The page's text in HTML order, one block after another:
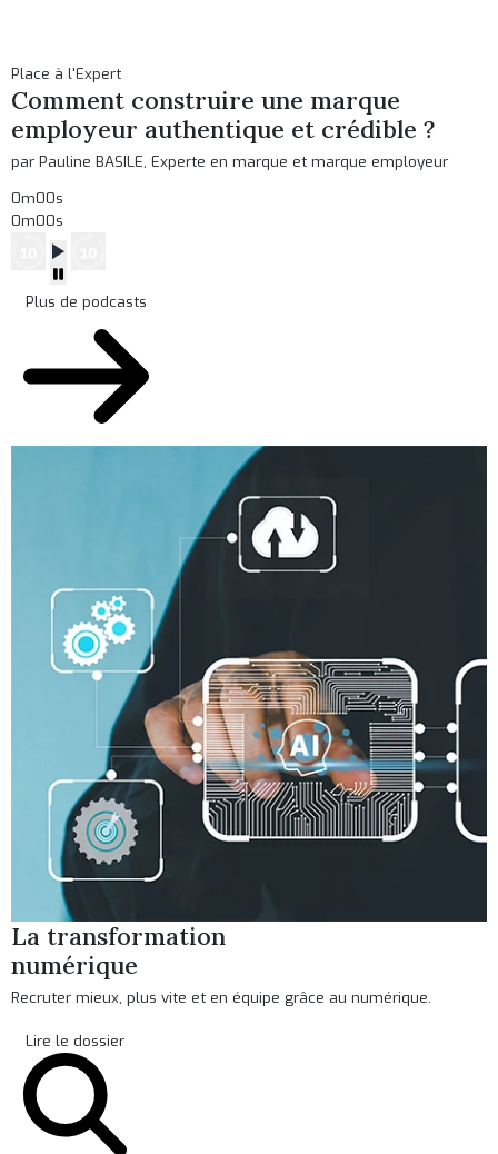
Place à l'Expert
Comment construire une marque
employeur authentique et crédible ?
par Pauline BASILE, Experte en marque et marque employeur
0m00s
0m00s
Plus de podcasts
La transformation
numérique
Recruter mieux, plus vite et en équipe grâce au numérique.
Lire le dossier